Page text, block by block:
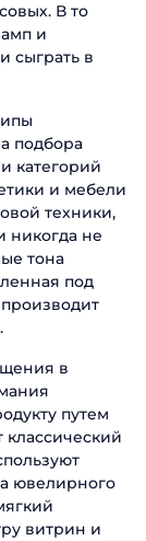
В то
и
сыграть в
подбора
категорий
и мебели
техники,
никогда не
тона
под
в
путем
классический
ювелирного
витрин и